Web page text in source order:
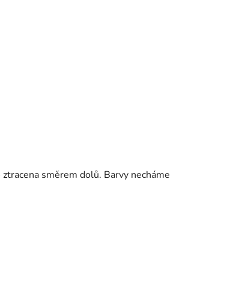
směrem dolů. Barvy necháme